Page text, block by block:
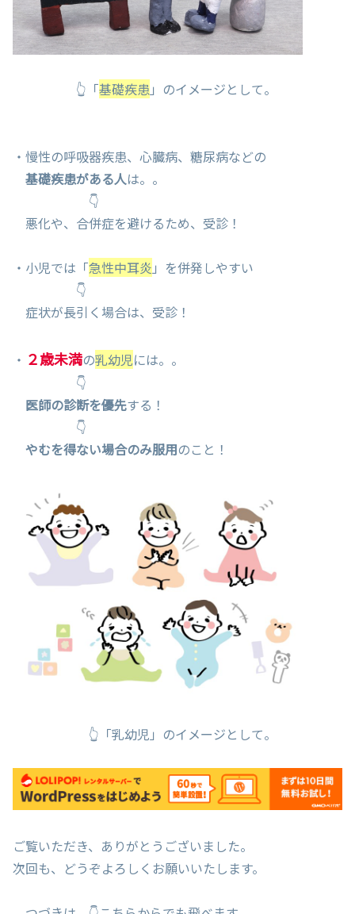
👆「基礎疾患 」のイメージとして。
・慢性の呼吸器疾患、心臓病、糖尿病などの
基礎疾患がある人は。。
👇
悪化や、合併症を避けるため、受診！
・小児では「急性中耳炎 」を併発しやすい
👇
症状が長引く場合は、受診！
・ ２歳未満の乳幼児には。。
👇
医師の診断を優先する！
👇
やむを得ない場合のみ服用のこと！
👆「乳幼児」のイメージとして。
ご覧いただき、ありがとうございました。
次回も、どうぞよろしくお願いいたします。